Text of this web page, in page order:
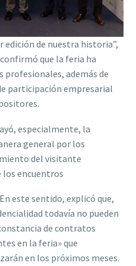
edición de nuestra historia”,
que la feria ha
profesionales, además de
participación empresarial
especialmente, la
general por los
del visitante
los encuentros
este sentido, explicó que,
todavía no pueden
de contratos
en la feria» que
en los próximos meses.